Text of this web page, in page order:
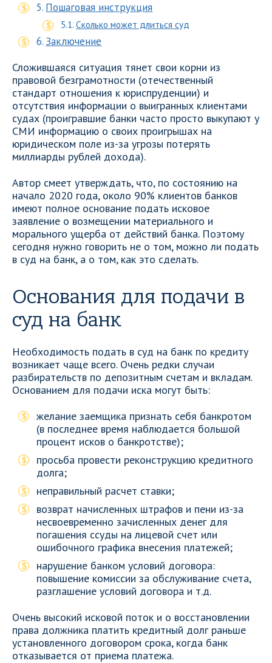
Пошаговая инструкция
Сколько может длиться суд
Заключение
Сложившаяся ситуация тянет свои корни из
правовой безграмотности (отечественный
стандарт отношения к юриспруденции) и
отсутствия информации о выигранных клиентами
судах (проигравшие банки часто просто выкупают у
СМИ информацию о своих проигрышах на
юридическом поле из-за угрозы потерять
миллиарды рублей дохода).
Автор смеет утверждать, что, по состоянию на
начало 2020 года, около 90% клиентов банков
имеют полное основание подать исковое
заявление о возмещении материального и
морального ущерба от действий банка. Поэтому
сегодня нужно говорить не о том, можно ли подать
в суд на банк, а о том, как это сделать.
Основания для подачи в
суд на банк
Необходимость подать в суд на банк по кредиту
возникает чаще всего. Очень редки случаи
разбирательств по депозитным счетам и вкладам.
Основанием для подачи иска могут быть:
желание заемщика признать себя банкротом
(в последнее время наблюдается большой
процент исков о банкротстве);
просьба провести реконструкцию кредитного
долга;
неправильный расчет ставки;
возврат начисленных штрафов и пени из-за
несвоевременно зачисленных денег для
погашения ссуды на лицевой счет или
ошибочного графика внесения платежей;
нарушение банком условий договора:
повышение комиссии за обслуживание счета,
разглашение условий договора и т.д.
Очень высокий исковой поток и о восстановлении
права должника платить кредитный долг раньше
установленного договором срока, когда банк
отказывается от приема платежа.